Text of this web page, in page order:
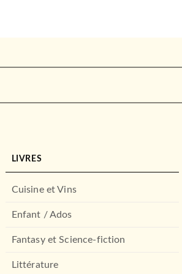
LIVRES
Cuisine et Vins
Enfant / Ados
Fantasy et Science-fiction
Littérature